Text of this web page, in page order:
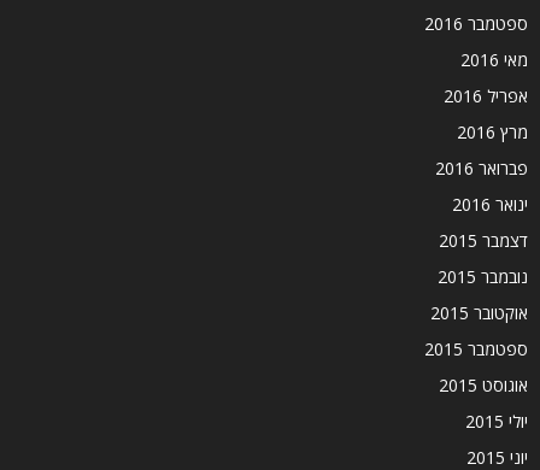
ספטמבר 2016
מאי 2016
אפריל 2016
מרץ 2016
פברואר 2016
ינואר 2016
דצמבר 2015
נובמבר 2015
אוקטובר 2015
ספטמבר 2015
אוגוסט 2015
יולי 2015
יוני 2015